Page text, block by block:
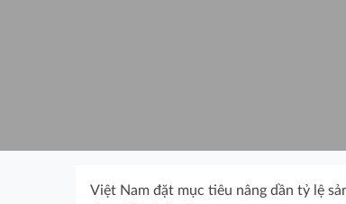
Việt Nam đặt mục tiêu nâng dần tỷ lệ